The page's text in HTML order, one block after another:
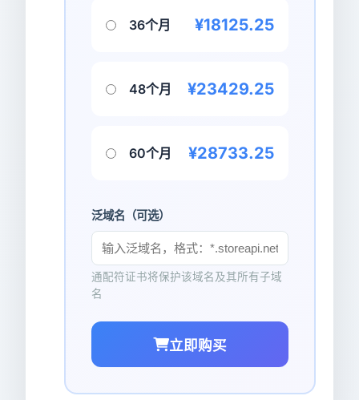
36个月 ¥18125.25
48个月 ¥23429.25
60个月 ¥28733.25
泛域名（可选）
通配符证书将保护该域名及其所有子域
名
立即购买